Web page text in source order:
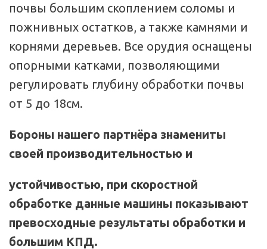
почвы большим скоплением соломы и
пожнивных остатков, а также камнями и
корнями деревьев. Все орудия оснащены
опорными катками, позволяющими
регулировать глубину обработки почвы
от 5 до 18см.
Бороны нашего партнёра знамениты
своей производительностью и
устойчивостью, при скоростной
обработке данные машины показывают
превосходные результаты обработки и
большим КПД.